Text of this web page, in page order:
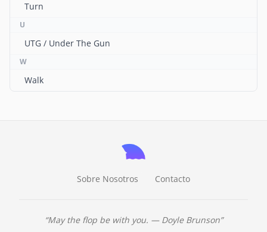
Turn
U
UTG / Under The Gun
W
Walk
Sobre Nosotros Contacto
May the flop be with you. — Doyle Brunson